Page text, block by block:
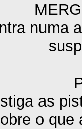
numa
as
o que